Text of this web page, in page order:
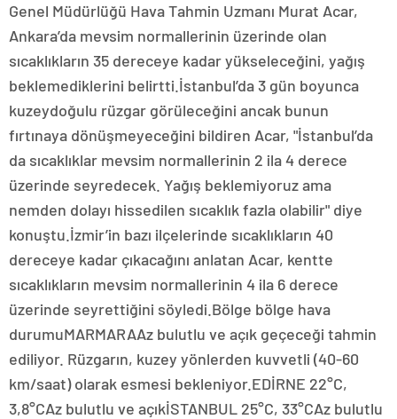
Genel Müdürlüğü Hava Tahmin Uzmanı Murat Acar,
Ankara’da mevsim normallerinin üzerinde olan
sıcaklıkların 35 dereceye kadar yükseleceğini, yağış
beklemediklerini belirtti.İstanbul’da 3 gün boyunca
kuzeydoğulu rüzgar görüleceğini ancak bunun
fırtınaya dönüşmeyeceğini bildiren Acar, "İstanbul’da
da sıcaklıklar mevsim normallerinin 2 ila 4 derece
üzerinde seyredecek. Yağış beklemiyoruz ama
nemden dolayı hissedilen sıcaklık fazla olabilir" diye
konuştu.İzmir’in bazı ilçelerinde sıcaklıkların 40
dereceye kadar çıkacağını anlatan Acar, kentte
sıcaklıkların mevsim normallerinin 4 ila 6 derece
üzerinde seyrettiğini söyledi.Bölge bölge hava
durumuMARMARAAz bulutlu ve açık geçeceği tahmin
ediliyor. Rüzgarın, kuzey yönlerden kuvvetli (40-60
km/saat) olarak esmesi bekleniyor.EDİRNE 22°C,
3,8°CAz bulutlu ve açıkİSTANBUL 25°C, 33°CAz bulutlu